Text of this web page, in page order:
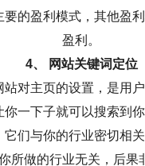
要的盈利模式，其他盈
盈利。
4、 网站关键词定位
站对主页的设置，是用
你一下子就可以搜索到
它们与你的行业密切相
所做的行业无关，后果